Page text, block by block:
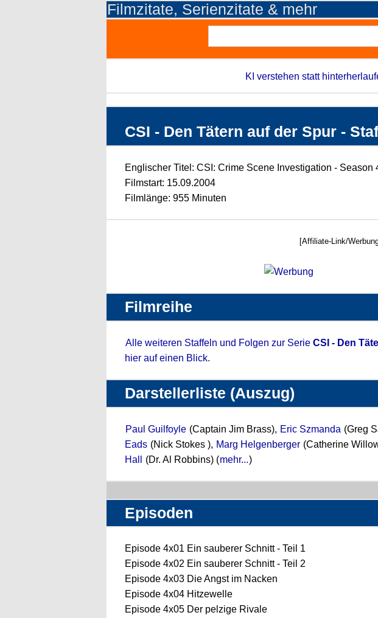
Filmzitate, Serienzitate & mehr
KI verstehen statt
CSI - Den Tätern auf der Spur -
Englischer Titel: CSI: Crime Scene Investigation - Season
Filmstart: 15.09.2004
Filmlänge: 955 Minuten
[Affiliate-Link/
Filmreihe
Alle weiteren Staffeln und Folgen zur Serie CSI - Den
hier auf einen Blick.
Darstellerliste (Auszug)
Paul Guilfoyle (Captain Jim Brass), Eric Szmanda (Greg
Eads (Nick Stokes ), Marg Helgenberger (Catherine
Hall
(Dr. Al Robbins) (mehr...)
Episoden
Episode 4x01 Ein sauberer Schnitt - Teil 1
Episode 4x02 Ein sauberer Schnitt - Teil 2
Episode 4x03 Die Angst im Nacken
Episode 4x04 Hitzewelle
Episode 4x05 Der pelzige Rivale